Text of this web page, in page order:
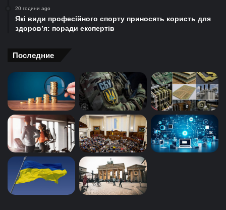
20 години ago
Які види професійного спорту приносять користь для
здоров’я: поради експертів
Последние